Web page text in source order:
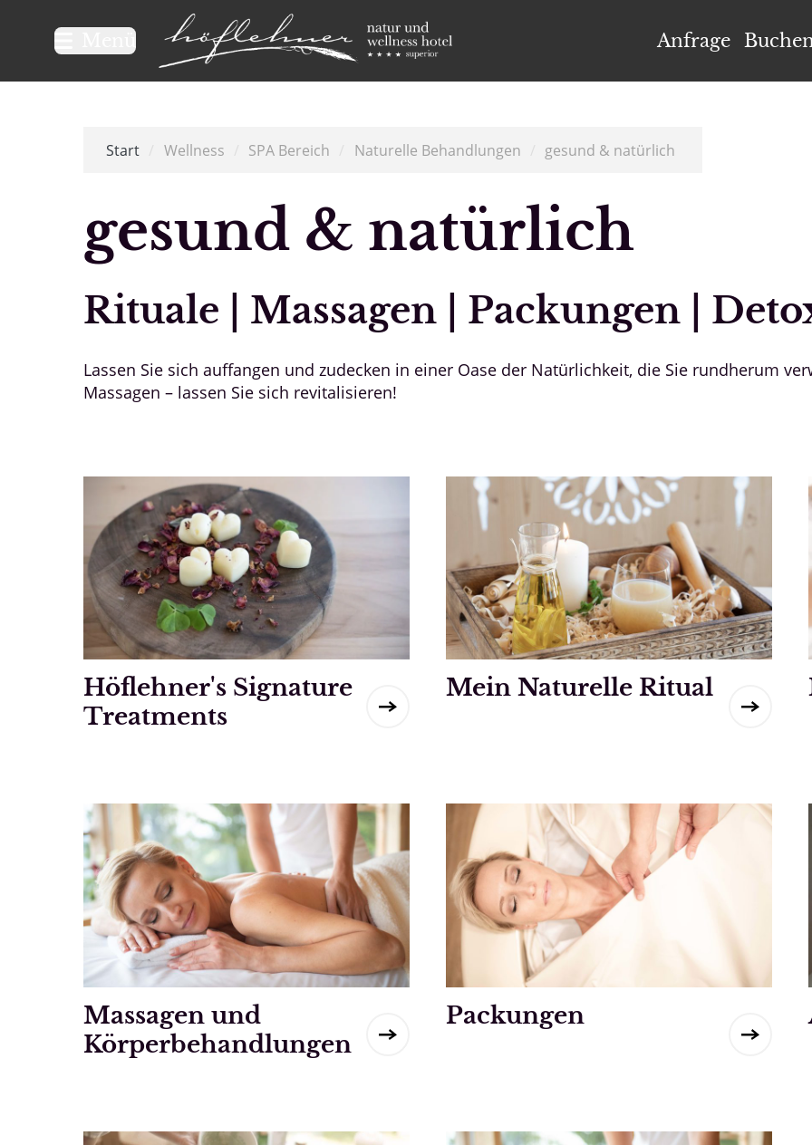
Menü
Logo Natur- und Wellnesshotel Höflehner ****S
Anfrage
Start Wellness SPA Bereich Naturelle Behandlungen gesund & natürlich
gesund & natürlich
Rituale | Massagen | Packungen |
Lassen Sie sich auffangen und zudecken in einer Oase der Natürlichkeit, die Sie rundherum
Massagen – lassen Sie sich revitalisieren!
Höflehner's Signature
Treatments
Mein Naturelle Ritual
Massagen und
Körperbehandlungen
Packungen